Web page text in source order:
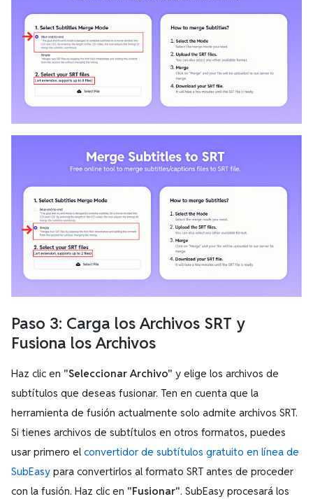
Paso 3: Carga los Archivos SRT y
Fusiona los Archivos
Haz clic en "Seleccionar Archivo" y elige los archivos de
subtítulos que deseas fusionar. Ten en cuenta que la
herramienta de fusión actualmente solo admite archivos SRT.
Si tienes archivos de subtítulos en otros formatos, puedes
usar primero el convertidor de subtítulos gratuito en línea de
SubEasy para convertirlos al formato SRT antes de proceder
con la fusión. Haz clic en "Fusionar". SubEasy procesará los